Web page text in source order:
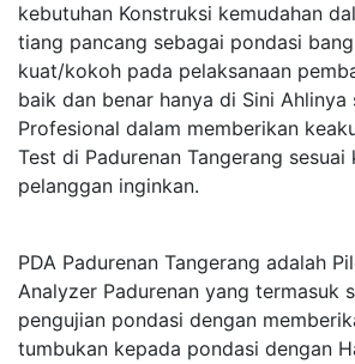
kebutuhan Konstruksi kemudahan
tiang pancang sebagai pondasi
kuat/kokoh pada pelaksanaan
baik dan benar hanya di Sini Ahlinya
Profesional dalam memberikan
Test di Padurenan Tangerang
pelanggan inginkan.
PDA Padurenan Tangerang adalah
Analyzer Padurenan yang termasuk
pengujian pondasi dengan
tumbukan kepada pondasi dengan